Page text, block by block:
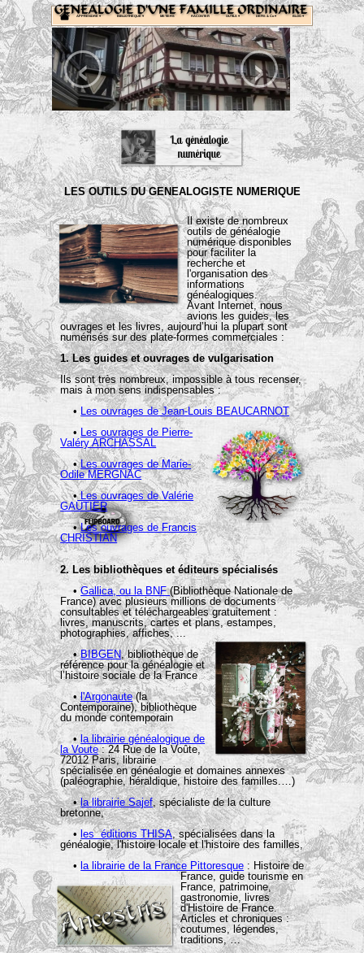
APPRENDRE ▾ BIBLIOTHEQUE ▾ METIERS RACONTER OUTILS ▾ DEFIS & Co ▾ BLOG ▾
‹ ›
LES OUTILS DU GENEALOGISTE NUMERIQUE
Il existe de nombreux
outils de généalogie
numérique disponibles
pour faciliter la
recherche et
l'organisation des
informations
généalogiques.
Avant Internet, nous
avions les guides, les
ouvrages et les livres, aujourd’hui la plupart sont
numérisés sur des plate-formes commerciales :
1. Les guides et ouvrages de vulgarisation
Ils sont très nombreux, impossible à tous recenser,
mais à mon sens indispensables :
• Les ouvrages de Jean-Louis BEAUCARNOT
• Les ouvrages de Pierre-
Valéry ARCHASSAL
•Les ouvrages de Marie-
Odile MERGNAC
•Les ouvrages de Valérie
GAUTIER
•Les ouvrages de Francis
CHRISTIAN
2. Les bibliothèques et éditeurs spécialisés
•Gallica, ou la BNF(Bibliothèque Nationale de
France) avec plusieurs millions de documents
consultables et téléchargeables gratuitement :
livres, manuscrits, cartes et plans, estampes,
photographies, affiches, ...
•BIBGEN, bibliothèque de
référence pour la généalogie et
l’histoire sociale de la France
•l'Argonaute(la
Contemporaine), bibliothèque
du monde contemporain
•la librairie généalogique de
la Voute: 24 Rue de la Voûte,
72012 Paris, librairie
spécialisée en généalogie et domaines annexes
(paléographie, héraldique, histoire des familles.…)
•la librairie Sajef, spécialiste de la culture
bretonne,
•les éditions THISA, spécialisées dans la
généalogie, l'histoire locale et l'histoire des familles,
•la librairie de la France Pittoresque : Histoire de
France, guide tourisme en
France, patrimoine,
gastronomie, livres
d'Histoire de France.
Articles et chroniques :
coutumes, légendes,
traditions, …